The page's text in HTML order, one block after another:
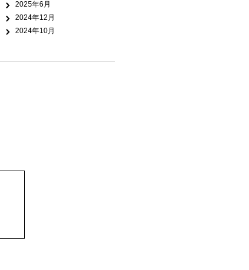
2025年6月
2024年12月
2024年10月